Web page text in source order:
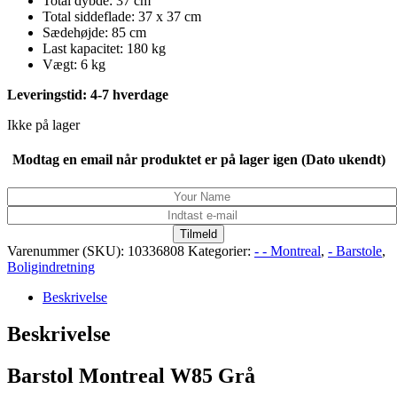
Total siddeflade: 37 x 37 cm
Sædehøjde: 85 cm
Last kapacitet: 180 kg
Vægt: 6 kg
Leveringstid: 4-7 hverdage
Ikke på lager
Modtag en email når produktet er på lager igen (Dato ukendt)
Tilmeld
Varenummer (SKU): 10336808 Kategorier: - - Montreal, - Barstole,
Boligindretning
Beskrivelse
Beskrivelse
Barstol Montreal W85 Grå